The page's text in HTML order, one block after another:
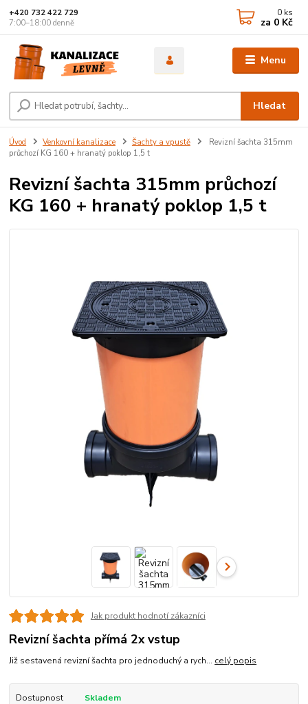
Menu
Hledat
+420 732 422 729
7:00–18:00 denně
0 ks
za 0 Kč
Úvod Venkovní kanalizace Šachty a vpustě
Revizní šachta 315mm
průchozí KG 160 + hranatý poklop 1,5 t
Revizní šachta 315mm průchozí
KG 160 + hranatý poklop 1,5 t
Jak produkt hodnotí zákazníci
Revizní šachta přímá 2x vstup
Již sestavená revizní šachta pro jednoduchý a rych... celý popis
Dostupnost
Skladem